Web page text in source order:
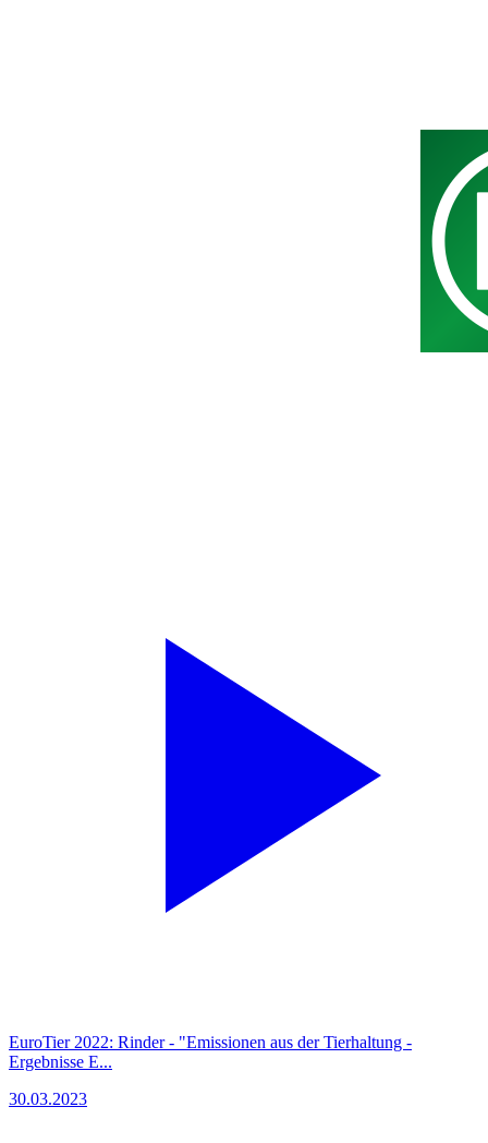
EuroTier 2022: Rinder - "Emissionen aus der Tierhaltung -
Ergebnisse E...
30.03.2023